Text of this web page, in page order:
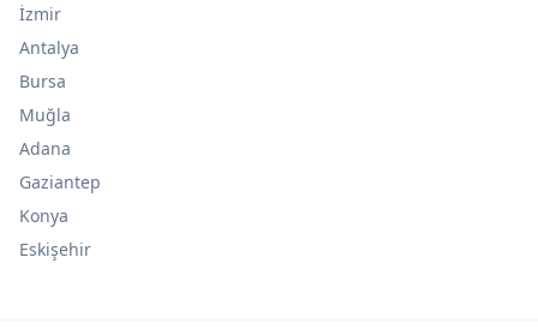
İzmir
Antalya
Bursa
Muğla
Adana
Gaziantep
Konya
Eskişehir